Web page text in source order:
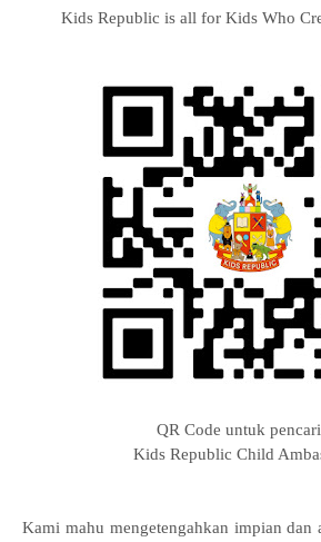
Kids Republic is all for Kids Who
QR Code untuk
Kids Republic Child
Kami mahu mengetengahkan impian dan